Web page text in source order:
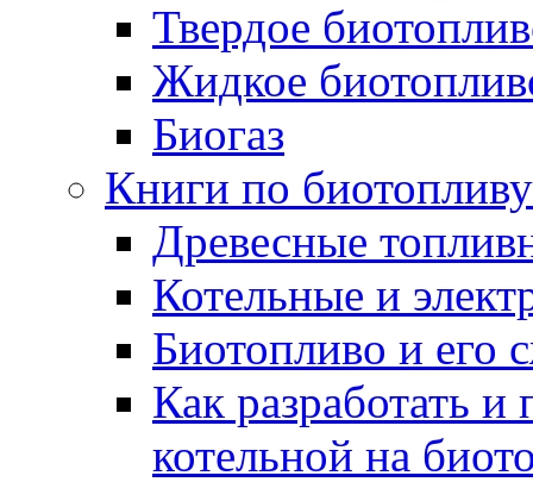
Твердое
Жидкое
Биогаз
Книги по биотопливу
Древесные
Котельные и
Биотопливо и его
Как разработать
котельной на